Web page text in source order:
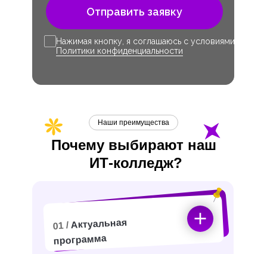
Отправить заявку
Нажимая кнопку, я соглашаюсь с условиями
Политики конфиденциальности
Почему выбирают наш
ИТ-колледж?
Наши преимущества
01 / Актуальная
программа